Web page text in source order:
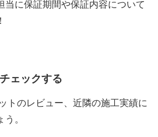
当に保証期間や保証内容について
ェックする
トのレビュー、近隣の施工実績に
。